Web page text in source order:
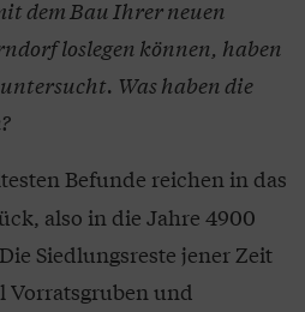
dem Bau Ihrer neuen
loslegen können, haben
Was haben die
Befunde reichen in das
also in die Jahre 4900
Siedlungsreste jener Zeit
Vorratsgruben und